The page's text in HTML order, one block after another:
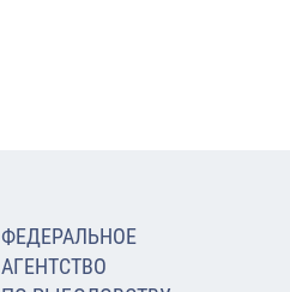
ФЕДЕРАЛЬНОЕ
АГЕНТСТВО